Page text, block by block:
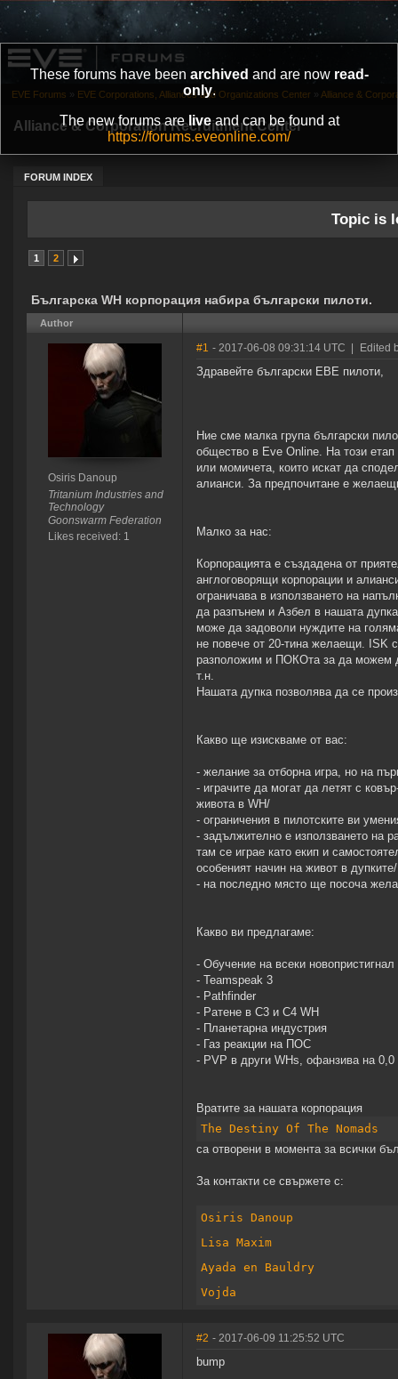
These forums have been archived and are now read-
only.
The new forums areliveand can be found at
https://forums.eveonline.com/
Alliance & Corporation Recruitment Center
FORUM INDEX
EVE Forums » EVE Corporations, Alliances and Organizations Center » Alliance &
Topic is
1 2
Българска WH корпорация набира български пилоти.
Author
Osiris Danoup
Tritanium Industries and
Technology
Goonswarm Federation
Likes received: 1
#1 - 2017-06-08 09:31:14 UTC Edited
Здравейте български ЕВЕ пилоти,
Ние сме малка група български
общество в Eve Online. На този
или момичета, които искат да
алианси. За предпочитане е
Малко за нас:
Корпорацията е създадена от
англоговорящи корпорации и
ограничава в използването на
да разпънем и Азбел в нашата
може да задоволи нуждите на
не повече от 20-тина желаещи. ISK
разположим и ПОКОта за да можем
т.н.
Нашата дупка позволява да се
Какво ще изискваме от вас:
- желание за отборна игра, но на
- играчите да могат да летят с
живота в WH/
- ограничения в пилотските ви
- задължително е използването на
там се играе като екип и
особеният начин на живот в дупките/
- на последно място ще посоча
Какво ви предлагаме:
- Обучение на всеки
- Teamspeak 3
- Pathfinder
- Ратене в С3 и С4 WH
- Планетарна индустрия
- Газ реакции на ПОС
- PVP в други WHs, офанзива на 0,0
Вратите за нашата корпорация
The Destiny Of The Nomads
са отворени в момента за всички
За контакти се свържете с:
Osiris Danoup
Lisa Maxim
Ayada en Bauldry
Vojda
#2 - 2017-06-09 11:25:52 UTC
bump